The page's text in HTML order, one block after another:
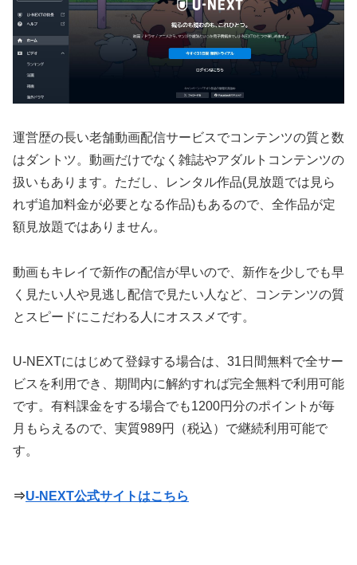
運営歴の長い老舗動画配信サービスでコンテンツの質と数
はダントツ。動画だけでなく雑誌やアダルトコンテンツの
扱いもあります。ただし、レンタル作品(見放題では見ら
れず追加料金が必要となる作品)もあるので、全作品が定
額見放題ではありません。
動画もキレイで新作の配信が早いので、新作を少しでも早
く見たい人や見逃し配信で見たい人など、コンテンツの質
とスピードにこだわる人にオススメです。
U-NEXTにはじめて登録する場合は、31日間無料で全サー
ビスを利用でき、期間内に解約すれば完全無料で利用可能
です。有料課金をする場合でも1200円分のポイントが毎
月もらえるので、実質989円（税込）で継続利用可能で
す。
⇒U-NEXT公式サイトはこちら